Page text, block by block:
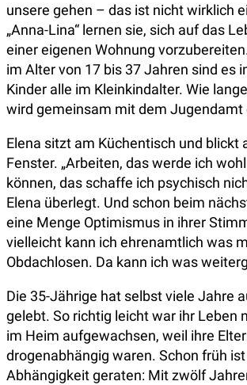
unsere gehen – das ist nicht wirklich
„Anna-Lina“ lernen sie, sich auf das
einer eigenen Wohnung
im Alter von 17 bis 37 Jahren sind es
Kinder alle im Kleinkindalter. Wie
wird gemeinsam mit dem Jugendamt
Elena sitzt am Küchentisch und blickt
Fenster. „Arbeiten, das werde ich
können, das schaffe ich psychisch
Elena überlegt. Und schon beim
eine Menge Optimismus in ihrer
vielleicht kann ich ehrenamtlich was
Obdachlosen. Da kann ich was
Die 35-Jährige hat selbst viele Jahre
gelebt. So richtig leicht war ihr Leben
im Heim aufgewachsen, weil ihre
drogenabhängig waren. Schon früh
Abhängigkeit geraten: Mit zwölf